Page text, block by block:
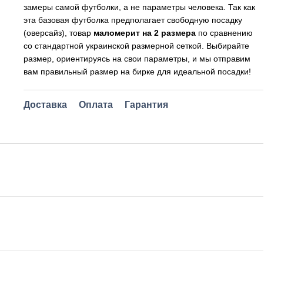
замеры самой футболки, а не параметры человека. Так как
эта базовая футболка предполагает свободную посадку
(оверсайз), товар маломерит на 2 размера по сравнению
со стандартной украинской размерной сеткой. Выбирайте
размер, ориентируясь на свои параметры, и мы отправим
вам правильный размер на бирке для идеальной посадки!
Доставка Оплата Гарантия